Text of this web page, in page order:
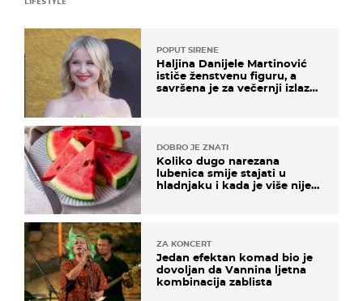
POPUT SIRENE
Haljina Danijele Martinović
ističe ženstvenu figuru, a
savršena je za večernji izlazak
DOBRO JE ZNATI
Koliko dugo narezana
lubenica smije stajati u
hladnjaku i kada je više nije
ZA KONCERT
Jedan efektan komad bio je
dovoljan da Vannina ljetna
kombinacija zablista